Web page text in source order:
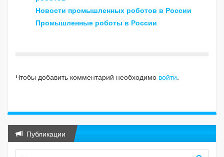
Новости промышленных роботов в России
Промышленные роботы в России
Чтобы добавить комментарий необходимо войти.
Публикации